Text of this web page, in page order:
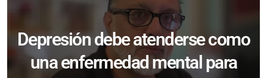
Depresión debe atenderse como
una enfermedad mental para